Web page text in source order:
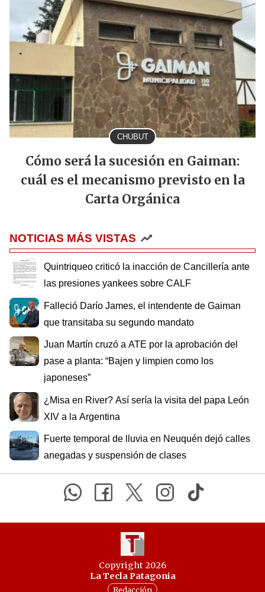
CHUBUT
Cómo será la sucesión en Gaiman:
cuál es el mecanismo previsto en la
Carta Orgánica
NOTICIAS MÁS VISTAS
Quintriqueo criticó la inacción de Cancillería ante
las presiones yankees sobre CALF
Falleció Darío James, el intendente de Gaiman
que transitaba su segundo mandato
Juan Martín cruzó a ATE por la aprobación del
pase a planta: “Bajen y limpien como los
japoneses”
¿Misa en River? Así sería la visita del papa León
XIV a la Argentina
Fuerte temporal de lluvia en Neuquén dejó calles
anegadas y suspensión de clases
Copyright 2026
La Tecla Patagonia
Redacción